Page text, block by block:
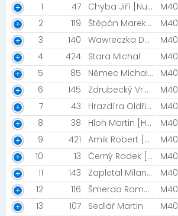
1
47 Chyba Jiří [Nutrend Specialized] M40
2
119 Štěpán Marek [TJ Sokol Týn nad Bečvou] M40
3
140 Wawreczka David [TJ Jakl Karvina ] M40
4
424 Stara Michal M40
5
85 Němec Michal [Vepřová] M40
6
145 Zdrubecký Vratislav [Night Run Team] M40
7
43 Hrazdíra Oldřich [Running zone Brno] M40
8
38 Hloh Martin [Hodor] M40
9
421 Amik Robert [ABND Racing team] M40
10
13 Černý Radek [Spartans Vyškov, Orel Vyškov] M40
11
143 Zapletal Milan [Kabrňáci ] M40
12
116 Šmerda Roman M40
13
107 Sedlář Martin M40